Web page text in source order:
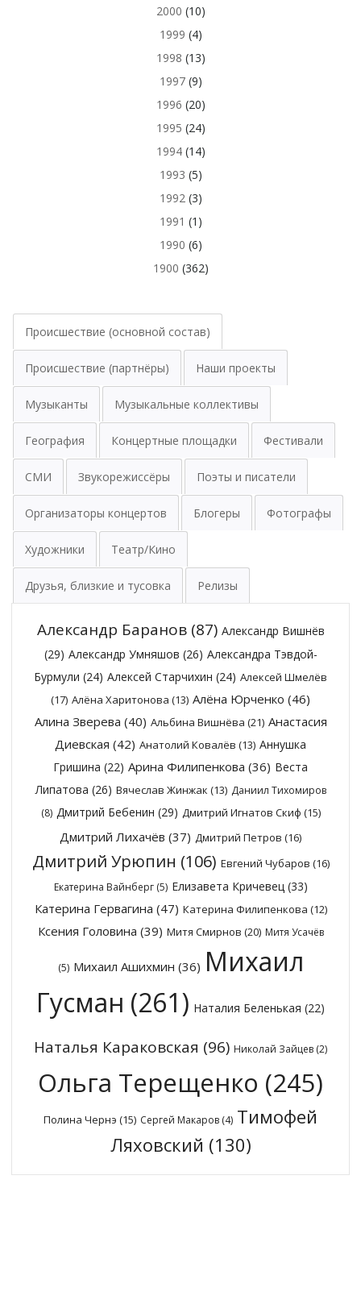
2000 (10)
1999 (4)
1998 (13)
1997(9)
1996 (20)
1995 (24)
1994(14)
1993 (5)
1992(3)
1991 (1)
1990 (6)
1900 (362)
Происшествие (основной состав)
Происшествие (партнёры) Наши проекты
Музыканты Музыкальные коллективы
География Концертные площадки Фестивали
СМИ Звукорежиссёры Поэты и писатели
Организаторы концертов Блогеры Фотографы
Художники Театр/Кино
Друзья, близкие и тусовка Релизы
Александр Баранов(87) Александр Вишнёв
(29) Александр Умняшов (26) Александра Тэвдой-
Бурмули (24) Алексей Старчихин (24) Алексей Шмелёв
(17) Алёна Харитонова (13) Алёна Юрченко (46)
Алина Зверева (40) Альбина Вишнёва (21) Анастасия
Диевская (42) Анатолий Ковалёв (13) Аннушка
Гришина (22) Арина Филипенкова (36) Веста
Липатова (26) Вячеслав Жинжак (13) Даниил Тихомиров
(8) Дмитрий Бебенин (29) Дмитрий Игнатов Скиф (15)
Дмитрий Лихачёв (37) Дмитрий Петров (16)
Дмитрий Урюпин (106) Евгений Чубаров (16)
Екатерина Вайнберг(5) Елизавета Кричевец(33)
Катерина Гервагина (47) Катерина Филипенкова (12)
Ксения Головина (39) Митя Смирнов (20) Митя Усачёв
(5) Михаил Ашихмин (36) Михаил
Гусман (261) Наталия Беленькая (22)
Наталья Караковская (96) Николай Зайцев (2)
Ольга Терещенко (245)
Полина Чернэ (15) Сергей Макаров (4) Тимофей
Ляховский (130)